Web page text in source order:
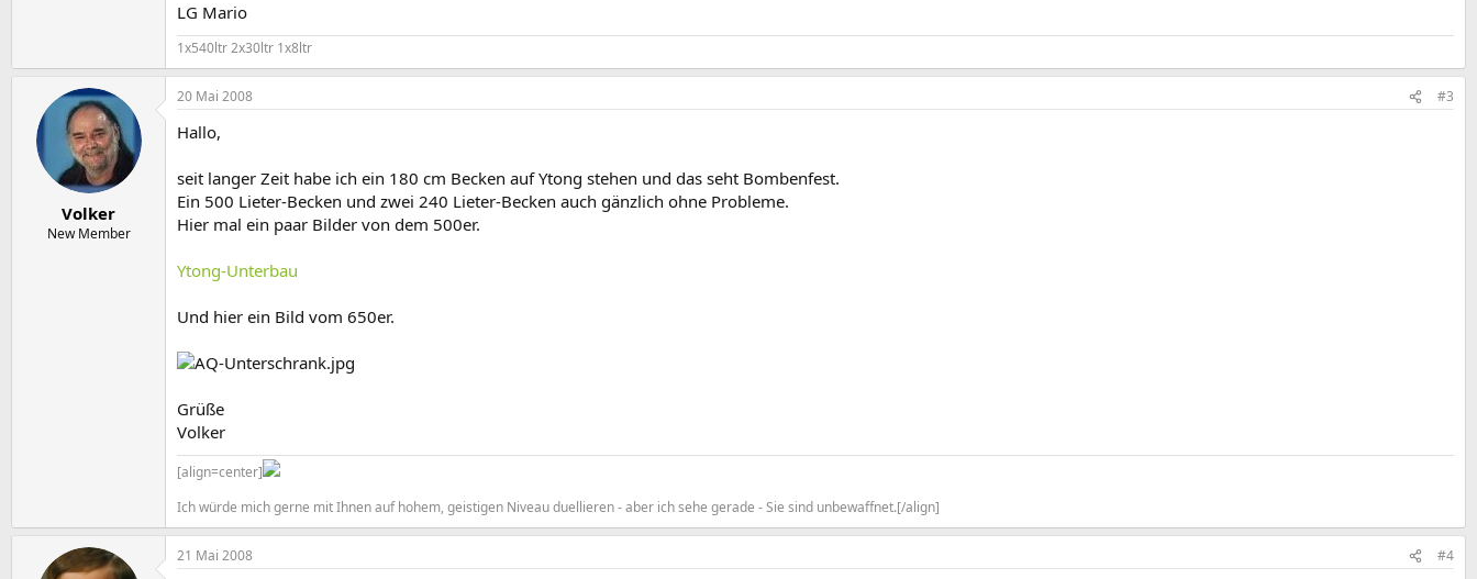
LG Mario
1x540ltr 2x30ltr 1x8ltr
Volker
New Member
20 Mai 2008 #3
Hallo,
seit langer Zeit habe ich ein 180 cm Becken auf Ytong stehen und das seht Bombenfest.
Ein 500 Lieter-Becken und zwei 240 Lieter-Becken auch gänzlich ohne Probleme.
Hier mal ein paar Bilder von dem 500er.
Ytong-Unterbau
Und hier ein Bild vom 650er.
Grüße
Volker
[align=center]
Ich würde mich gerne mit Ihnen auf hohem, geistigen Niveau duellieren - aber ich sehe gerade - Sie sind unbewaffnet.[/align]
21 Mai 2008 #4